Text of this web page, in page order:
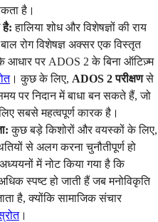
है।
है: हालिया शोध और विशेषज्ञों की राय
रोग विशेषज्ञ अक्सर एक विस्तृत
आधार पर ADOS 2 के बिना ऑटिज़्म
। कुछ के लिए, ADOS 2 परीक्षणसे
पर निदान में बाधा बन सकते हैं, जो
सबसे महत्वपूर्ण कारक है।
कुछ बड़े किशोरों और वयस्कों के लिए,
से अलग करना चुनौतीपूर्ण हो
में नोट किया गया है कि
स्पष्ट हो जाती हैं जब मनोविकृति
है, क्योंकि सामाजिक संचार
।